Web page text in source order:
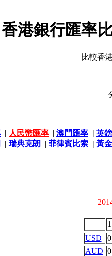
香港銀行匯率
比較香
| 人民幣匯率 | 澳門匯率 | 英
| 瑞典克朗 | 菲律賓比索 | 黃
USD
AUD